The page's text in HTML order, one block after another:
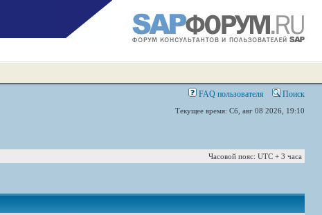
FAQ пользователя Поиск
Текущее время: Сб, авг 08 2026, 19:10
Часовой пояс: UTC + 3 часа